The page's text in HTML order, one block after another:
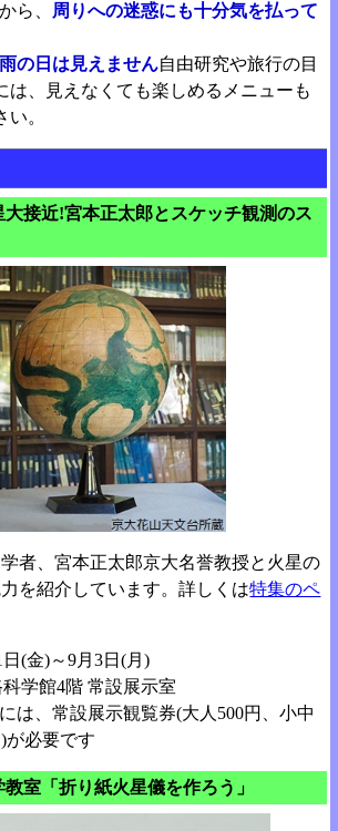
ら、 周りへの迷惑にも十分気を払って
の日は見えません自由研究や旅行の目
は、見えなくても楽しめるメニューも
。
大接近!宮本正太郎とスケッチ観測のス
者、宮本正太郎京大名誉教授と火星の
を紹介しています。詳しくは特集のペ
日(金)～9月3日(月)
学館4階 常設展示室
は、常設展示観覧券(大人500円、小中
が必要です
室「折り紙火星儀を作ろう」